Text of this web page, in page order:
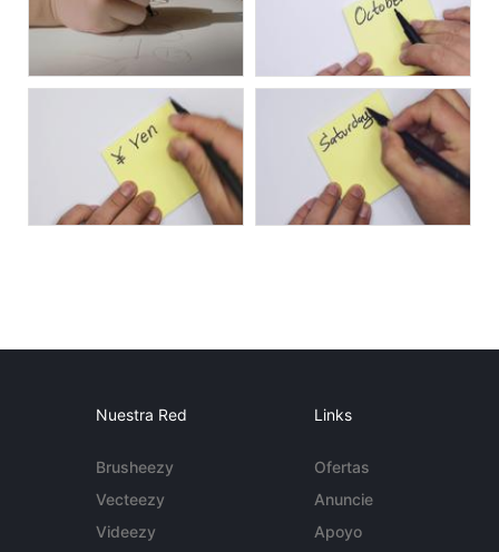
Nuestra Red
Brusheezy
Vecteezy
Videezy
Links
Ofertas
Anuncie
Apoyo